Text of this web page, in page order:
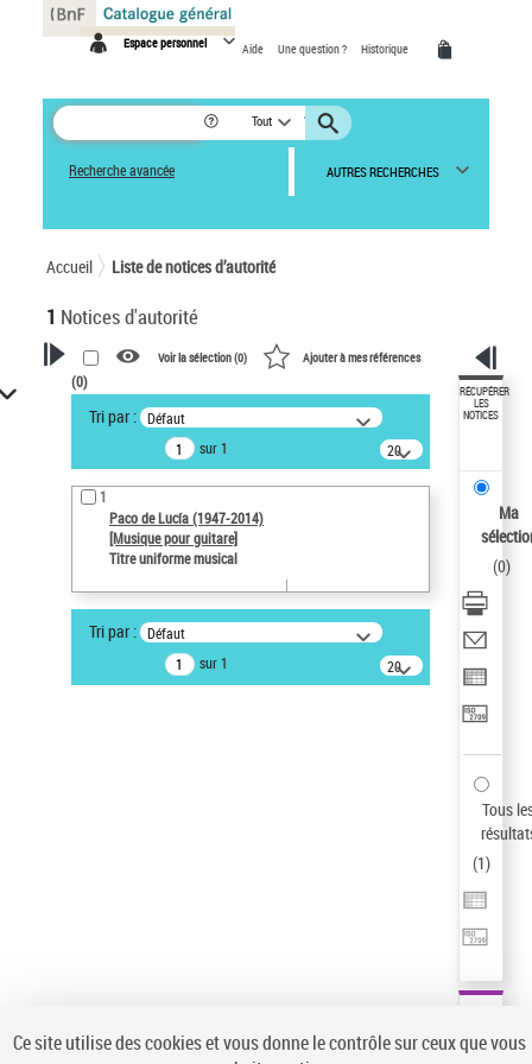
Espace personnel Aide Une question ? Historique
Tout
Recherche avancée AUTRES RECHERCHES
Accueil Liste de notices d’autorité
1 Notices d'autorité
VOTRE RECHERCHE
Recherche avancée dans les
notices d’autorité
Œuvres liées à l'auteur :
Paco de Lucía (1947-2014)
Auteur d’œuvre
Statut de la notice d’autorité
Notice élémentaire
Type de notice d'autorité
Voir la sélection (0) Ajouter à mes références
(0)
Tri par : Défaut
sur 1
20
résultats/page
1
Paco de Lucía (1947-2014)
[Musique pour guitare]
Titre uniforme musical
Tri par : Défaut
sur 1
20
résultats/page
RÉCUPÉRER
LES
NOTICES
Ma
(0)
Tous
(1)
Panneau de gestion des cookies
Ce site utilise des cookies et vous donne le contrôle sur ceux que vous